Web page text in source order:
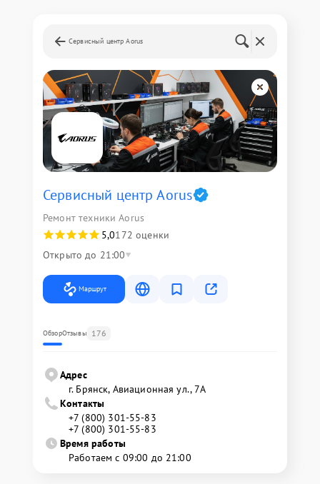
Сервисный центр Aorus
Сервисный центр Aorus
Ремонт техники Aorus
5,0172 оценки
Открыто до 21:00
Маршрут
ОбзорОтзывы 176
Адрес
г. Брянск, Авиационная ул., 7А
Контакты
+7 (800) 301-55-83
+7 (800) 301-55-83
Время работы
Работаем с 09:00 до 21:00